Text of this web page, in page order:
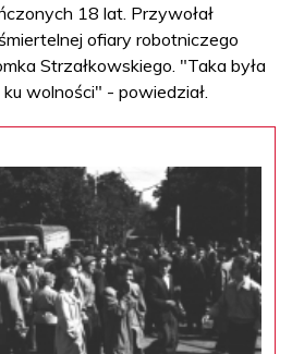
18 lat. Przywołał
ofiary robotniczego
Strzałkowskiego. "Taka była
wolności" - powiedział.